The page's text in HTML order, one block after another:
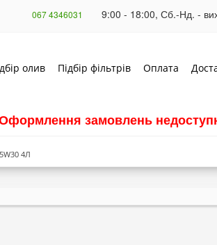
067 4346031 9:00 - 18:00, Сб.-Нд. -
олив Підбір фільтрів Оплата
замовлень
4Л